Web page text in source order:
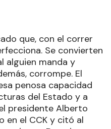
que, con el correr
Se convierten
alguien manda y
corrompe. El
penosa capacidad
del Estado y a
presidente Alberto
en el CCK y citó al